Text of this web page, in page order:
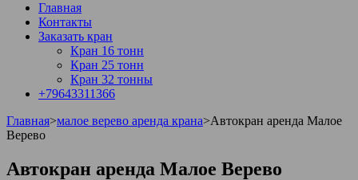
Главная
Контакты
Заказать кран
Кран 16 тонн
Кран 25 тонн
Кран 32 тонны
+79643311366
Главная>малое верево аренда крана>Автокран аренда Малое
Верево
Автокран аренда Малое Верево